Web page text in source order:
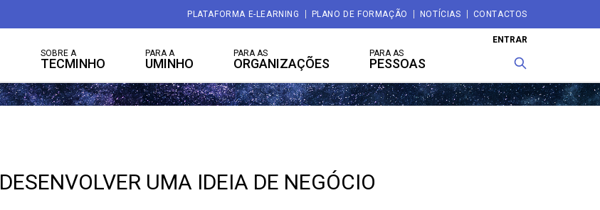
PLATAFORMA E-LEARNING PLANO DE FORMAÇÃO NOTÍCIAS CONTACTOS
ENTRAR
SOBRE A
TECMINHO
PARA A
UMINHO
PARA AS
ORGANIZAÇÕES
PARA AS
PESSOAS
DESENVOLVER UMA IDEIA DE NEGÓCIO